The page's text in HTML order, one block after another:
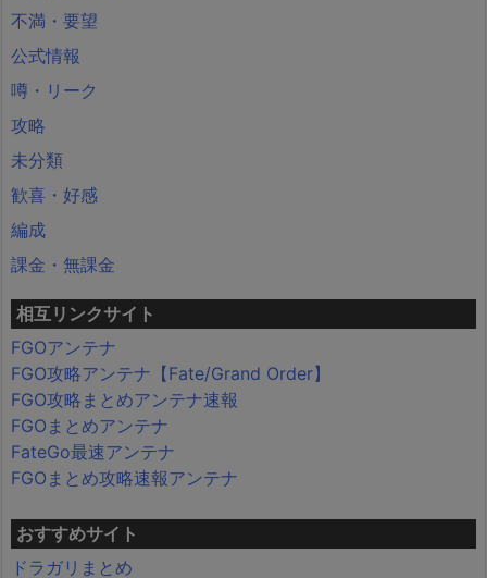
不満・要望
公式情報
噂・リーク
攻略
未分類
歓喜・好感
編成
課金・無課金
相互リンクサイト
FGOアンテナ
FGO攻略アンテナ【Fate/Grand Order】
FGO攻略まとめアンテナ速報
FGOまとめアンテナ
FateGo最速アンテナ
FGOまとめ攻略速報アンテナ
おすすめサイト
ドラガリまとめ